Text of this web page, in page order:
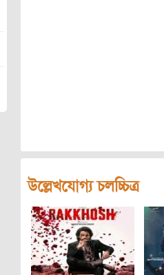
উল্লেখযোগ্য চলচ্চিত্র